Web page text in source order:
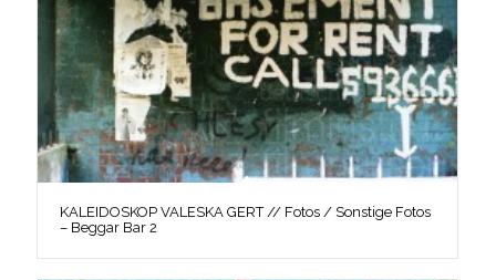
KALEIDOSKOP VALESKA GERT // Fotos / Sonstige Fotos
– Beggar Bar 2